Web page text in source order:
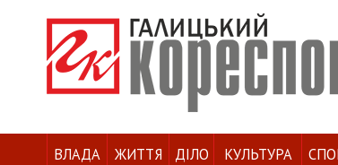
ВЛАДА ЖИТТЯ ДІЛО КУЛЬТУРА